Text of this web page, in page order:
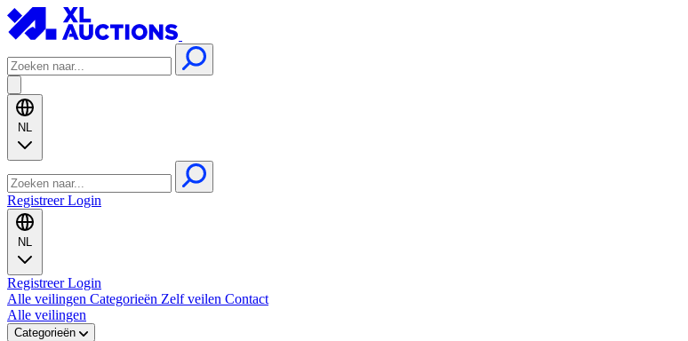
NL
RegistreerLogin
NL
RegistreerLogin
Alle veilingen Categorieën Zelf veilen Contact
Alle veilingen
Categorieën